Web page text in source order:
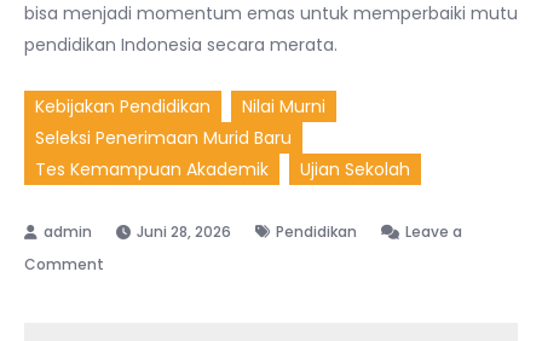
bisa menjadi momentum emas untuk memperbaiki mutu
pendidikan Indonesia secara merata.
Kebijakan Pendidikan
Nilai Murni
Seleksi Penerimaan Murid Baru
Tes Kemampuan Akademik
Ujian Sekolah
Juni 28, 2026 Pendidikan
Leave a
Comment